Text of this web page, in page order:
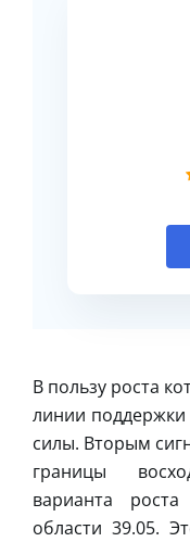
В пользу роста
линии поддержки
силы. Вторым
границы
варианта
области 39.05.